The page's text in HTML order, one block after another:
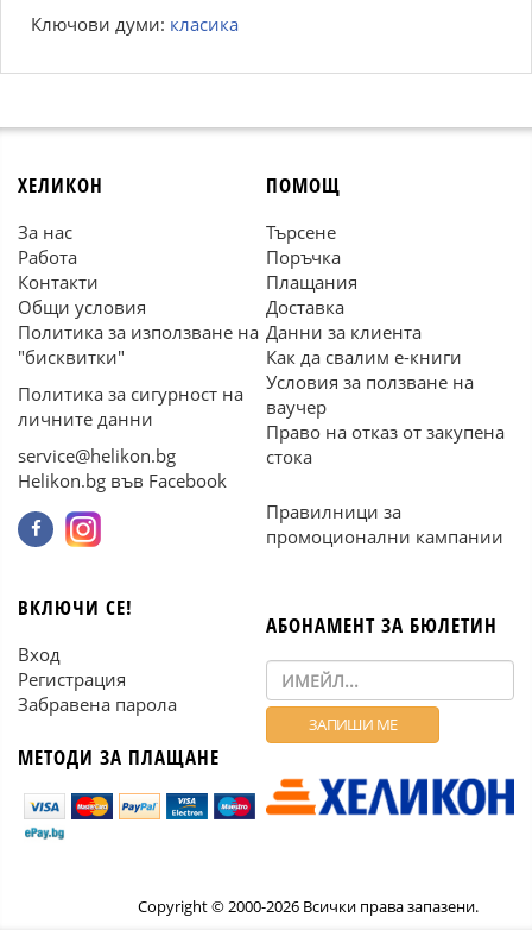
Ключови думи: класика
ХЕЛИКОН
За нас
Работа
Контакти
Общи условия
Политика за използване на
"бисквитки"
Политика за сигурност на
личните данни
service@helikon.bg
Helikon.bg във Facebook
ПОМОЩ
Търсене
Поръчка
Плащания
Доставка
Данни за клиента
Как да свалим е-книги
Условия за ползване на
ваучер
Право на отказ от закупена
стока
Правилници за
промоционални кампании
ВКЛЮЧИ СЕ!
Вход
Регистрация
Забравена парола
МЕТОДИ ЗА ПЛАЩАНЕ
АБОНАМЕНТ ЗА БЮЛЕТИН
Copyright © 2000-2026 Всички права запазени.